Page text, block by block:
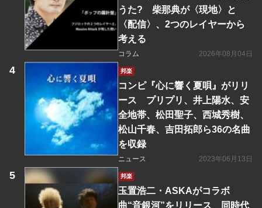
うた? 柴那典が〈現地〉と
〈配信〉、2つのレイヤーから
考える
コラム 2026年08月04日
邦楽
コンピ『心に響く夏唄』がリリ
ース プリプリ、井上陽水、安
全地帯、松田聖子、西城秀樹、
松山千春、吉田拓郎ら36の名曲
を収録
ニュース 2023年06月13日
邦楽
玉置浩二・ASKAがコラボ
曲“音銀河”をリリース 同時代